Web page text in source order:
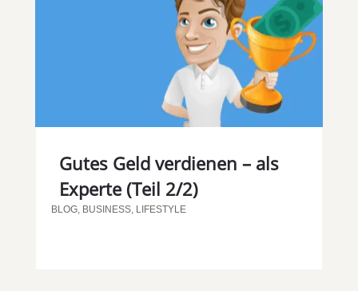
Gutes Geld verdienen – als
Experte (Teil 2/2)
BLOG, BUSINESS, LIFESTYLE